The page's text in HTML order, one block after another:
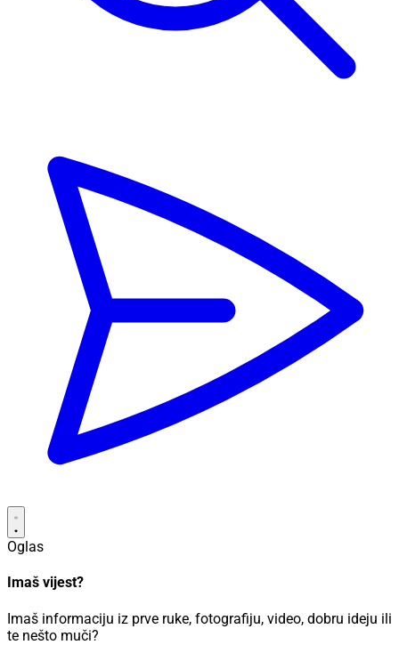
Oglas
Imaš vijest?
Imaš informaciju iz prve ruke, fotografiju, video, dobru ideju ili
te nešto muči?